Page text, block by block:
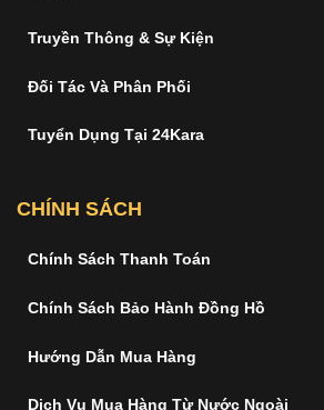
Truyền Thông & Sự Kiện
Đối Tác Và Phân Phối
Tuyển Dụng Tại 24Kara
CHÍNH SÁCH
Chính Sách Thanh Toán
Chính Sách Bảo Hành Đồng Hồ
Hướng Dẫn Mua Hàng
Dịch Vụ Mua Hàng Từ Nước Ngoài